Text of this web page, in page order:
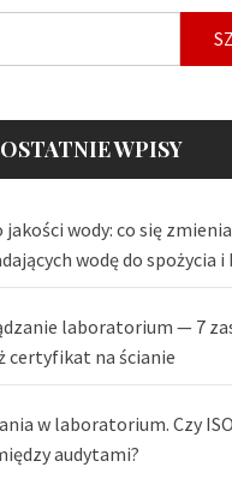
OSTATNIE WPISY
wody: co się
wodę do spożycia i
laboratorium — 7
certyfikat na ścianie
w laboratorium. Czy
audytami?